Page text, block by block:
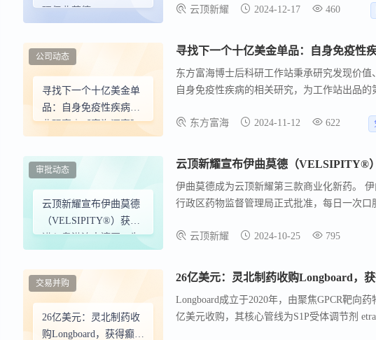
理伊曲莫德
治疗中重度活动性溃疡
性结肠炎的新药上市许
可申请
疗效佳，而且具有良好的安全性特征。 今年
云顶新耀 2024-12-17 460
寻找下一个十亿美金单
品：自身免疫性疾病行
业观察｜【富海洞察】
公司动态 寻找下一个十亿美金单品：自身免疫性
东方富海博士后科研工作站秉承研究发现价
自身免疫性疾病的相关研究，为工作站出品的
引发组织损害的一类疾病。
东方富海 2024-11-12 622
云顶新耀宣布伊曲莫德
（VELSIPITY®）获批
进入粤港澳大湾区，为
新选择
审批动态
伊曲莫德成为云顶新耀第三款商业化新药。
行政区药物监督管理局正式批准，每日一次
疗法存在巨大未满足需求。
云顶新耀 2024-10-25 795
26亿美元：灵北制药收
购Longboard，获得癫痫
交易并购 26亿美元：灵北制药收购Longboard，
Longboard成立于2020年，由聚焦GPCR靶向
亿美元收购，其核心管线为S1P受体调节剂